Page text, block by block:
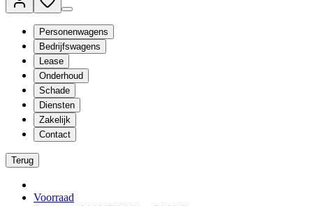
Personenwagens
Bedrijfswagens
Lease
Onderhoud
Schade
Diensten
Zakelijk
Contact
Terug
Voorraad